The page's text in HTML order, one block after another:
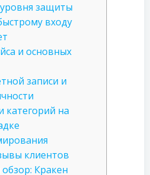
защиты
входу
и основных
записи и
категорий на
клиентов
Кракен